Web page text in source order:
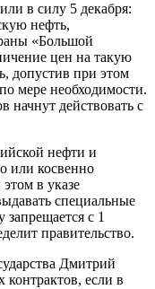
в силу 5 декабря:
нефть,
«Большой
цен на такую
допустив при этом
мере необходимости.
начнут действовать с
нефти и
или косвенно
в указе
специальные
с 1
правительство.
Дмитрий
контрактов, если в